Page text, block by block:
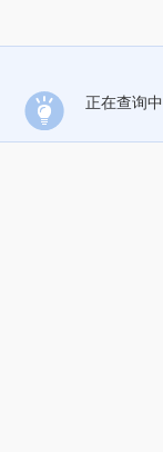
正在查询